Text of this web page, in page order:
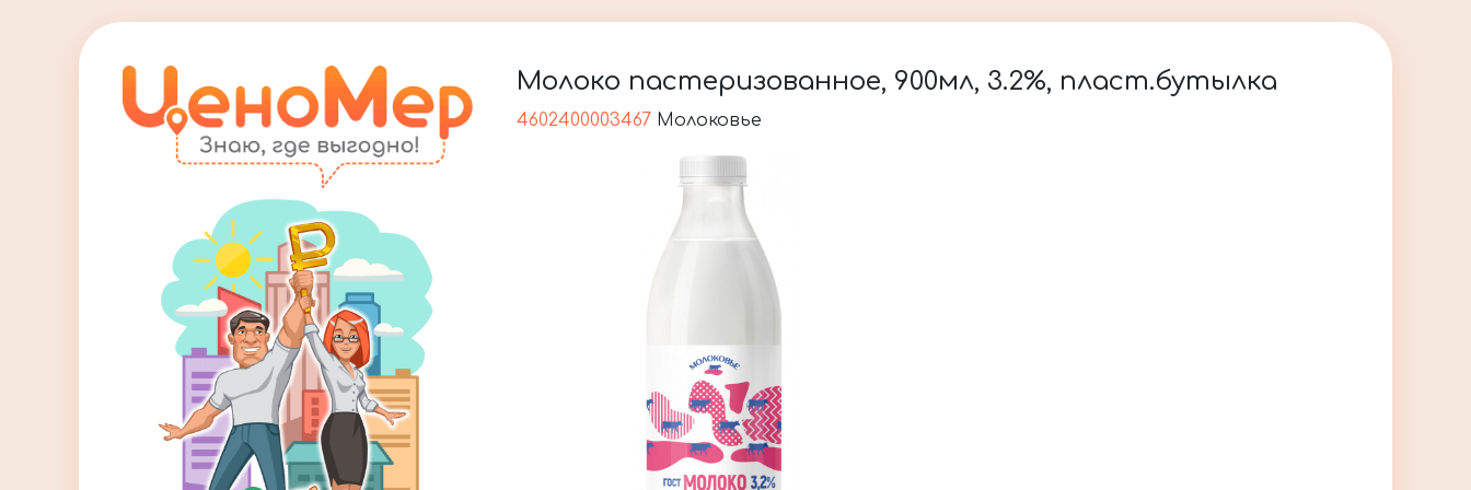
Молоко пастеризованное, 900мл, 3.2%, пласт.бутылка
4602400003467 Молоковье